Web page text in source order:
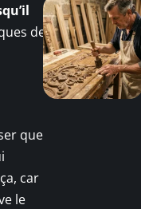
de
que
car
le